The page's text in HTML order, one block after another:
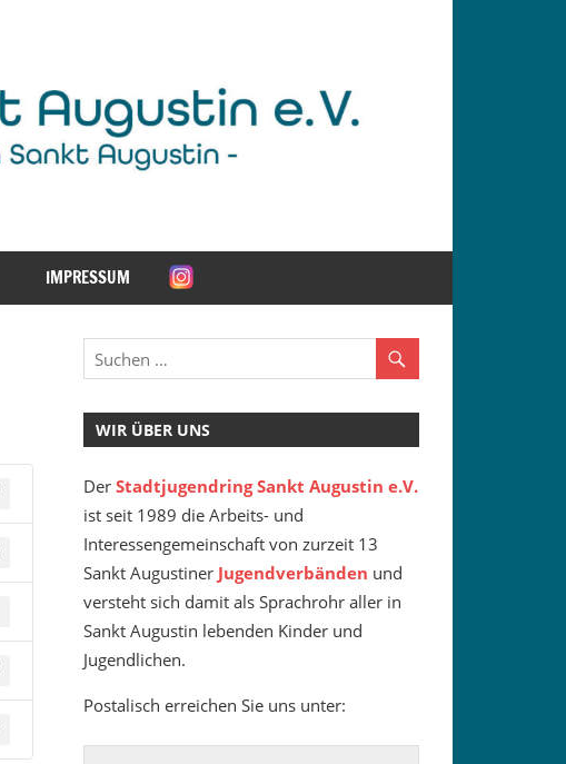
IMPRESSUM
WIR ÜBER UNS
Der Stadtjugendring Sankt Augustin e.V.
ist seit 1989 die Arbeits- und
Interessengemeinschaft von zurzeit 13
Sankt Augustiner Jugendverbänden und
versteht sich damit als Sprachrohr aller in
Sankt Augustin lebenden Kinder und
Jugendlichen.
Postalisch erreichen Sie uns unter: